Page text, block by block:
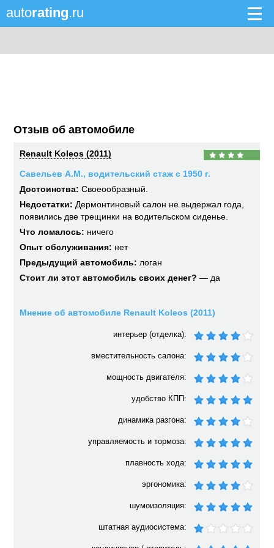
autorating.ru
Отзыв об автомобиле
Renault Koleos (2011)
Савельев А.М., водительский стаж с 1950 г.
Достоинства: Своеообразный.
Недостатки: Дермонтиновый салон не выдержал года,
появились две трещинки на водительском сиденье.
Что ломалось: ничего
Опыт обслуживания: нет
Предыдущий автомобиль: логан
Стоит ли этот автомобиль своих денег? — да
Мнение об автомобиле Renault Koleos (2011)
интерьер (отделка):
вместительность салона:
мощность двигателя:
удобство КПП:
динамика разгона:
управляемость и тормоза:
плавность хода:
эргономика:
шумоизоляция:
штатная аудиосистема: